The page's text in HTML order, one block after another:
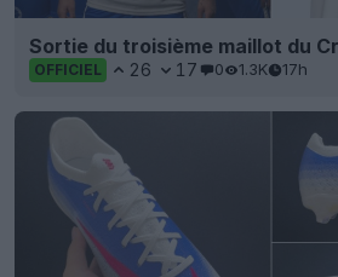
Sortie du troisième maillot du
OFFICIEL 26 17 0 1.3K 17h